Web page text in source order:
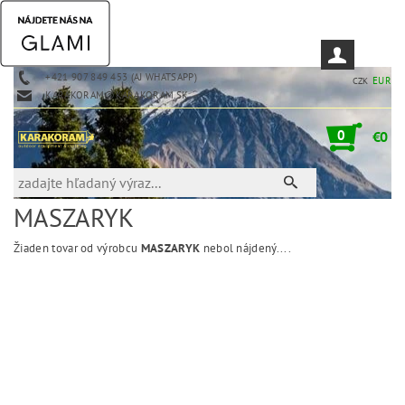
+421 907 849 453 (AJ WHATSAPP)
KARAKORAM@KARAKORAM.SK
CZK EUR
0 €0
MASZARYK
Žiaden tovar od výrobcu MASZARYK nebol nájdený....